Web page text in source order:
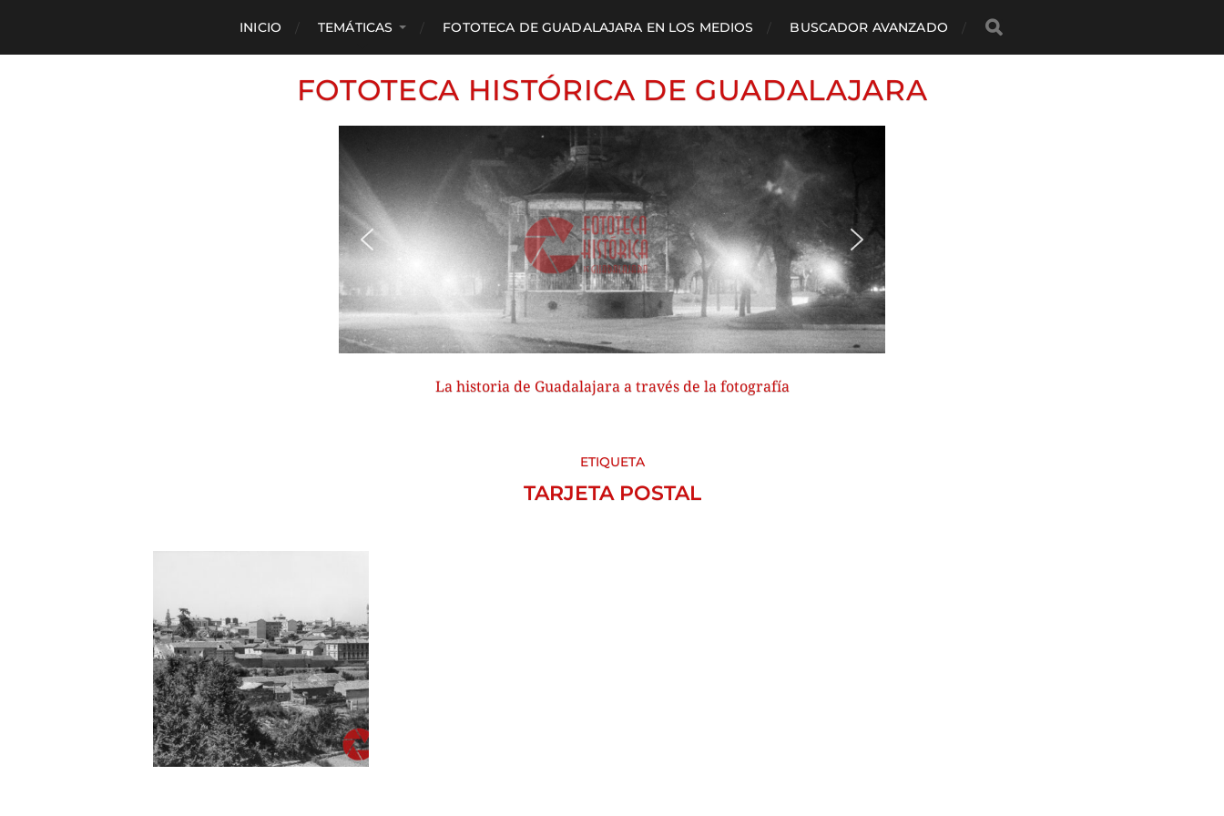
INICIO TEMÁTICAS FOTOTECA DE GUADALAJARA EN LOS MEDIOS BUSCADOR AVANZADO
FOTOTECA HISTÓRICA DE GUADALAJARA
La historia de Guadalajara a través de la fotografía
ETIQUETA
TARJETA POSTAL